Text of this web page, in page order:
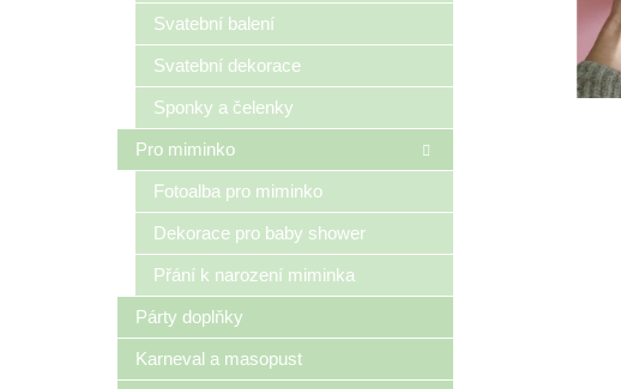
Svatební balení
Svatební dekorace
Sponky a čelenky
Pro miminko
Fotoalba pro miminko
Dekorace pro baby shower
Přání k narození miminka
Párty doplňky
Karneval a masopust